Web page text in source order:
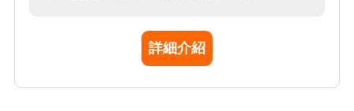
詳細介紹